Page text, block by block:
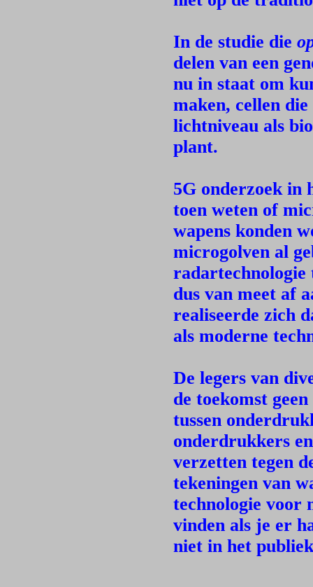
In de studie die
delen van een
nu in staat om
maken, cellen
lichtniveau als
plant.
5G onderzoek in
toen weten of
wapens konden
microgolven al
radartechnologie
dus van meet af
realiseerde zich
als moderne
De legers van
de toekomst
tussen
onderdrukkers
verzetten tegen
tekeningen van
technologie voor
vinden als je er
niet in het